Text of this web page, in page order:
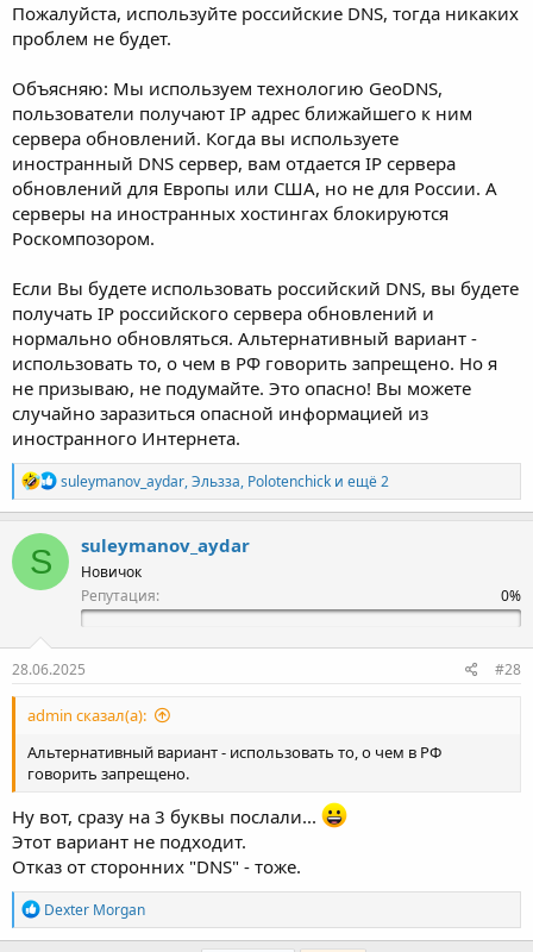
Пожалуйста, используйте российские DNS, тогда никаких
проблем не будет.
Объясняю: Мы используем технологию GeoDNS,
пользователи получают IP адрес ближайшего к ним
сервера обновлений. Когда вы используете
иностранный DNS сервер, вам отдается IP сервера
обновлений для Европы или США, но не для России. А
серверы на иностранных хостингах блокируются
Роскомпозором.
Если Вы будете использовать российский DNS, вы будете
получать IP российского сервера обновлений и
нормально обновляться. Альтернативный вариант -
использовать то, о чем в РФ говорить запрещено. Но я
не призываю, не подумайте. Это опасно! Вы можете
случайно заразиться опасной информацией из
иностранного Интернета.
Р
е
а
к
ц
и
suleymanov_aydar,Эльзза, Polotenchick и ещё 2
S suleymanov_aydar
Новичок
Репутация:
28.06.2025 #28
admin сказал(а):
Альтернативный вариант - использовать то, о чем в РФ
говорить запрещено.
Ну вот, сразу на 3 буквы послали...
Этот вариант не подходит.
Отказ от сторонних "DNS" - тоже.
Р
е
а
Dexter Morgan